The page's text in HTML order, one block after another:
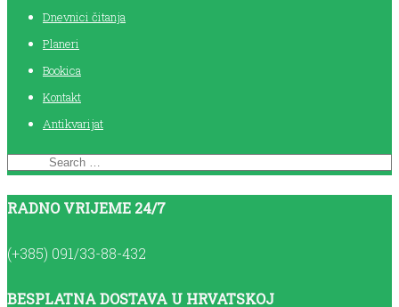
Dnevnici čitanja
Planeri
Bookica
Kontakt
Antikvarijat
RADNO VRIJEME 24/7
(+385) 091/33-88-432
BESPLATNA DOSTAVA U HRVATSKOJ